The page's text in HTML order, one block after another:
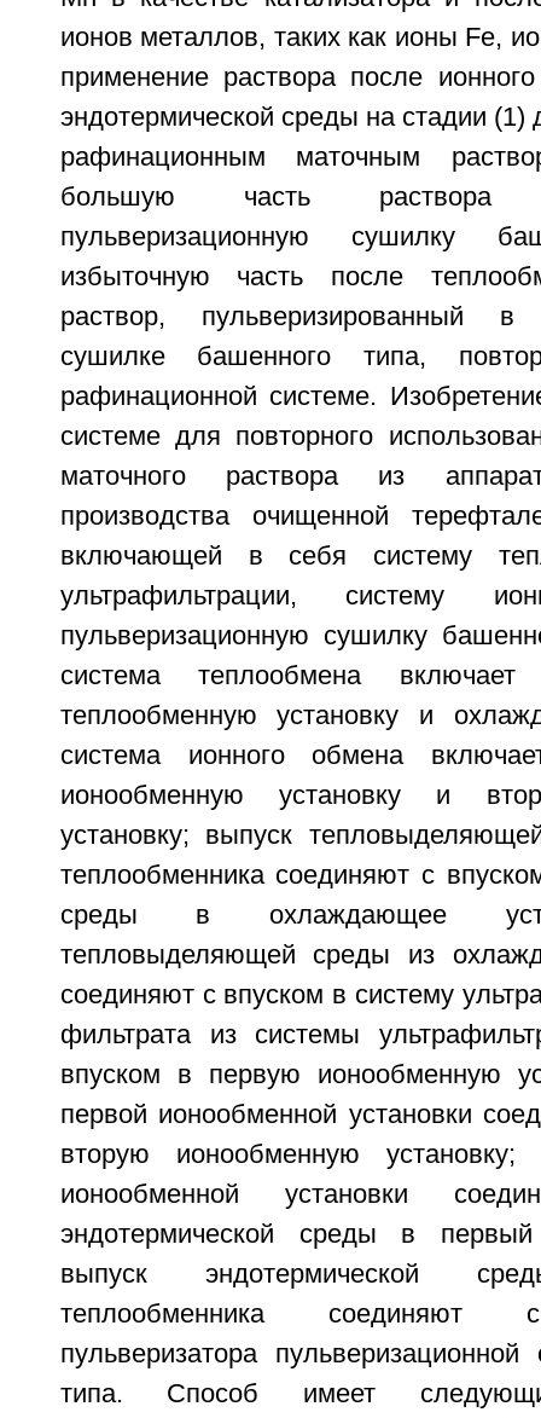
ионов металлов, таких как ионы Fe,
применение раствора после
эндотермической среды на стадии
рафинационным маточным
большую часть раствора
пульверизационную сушилку
избыточную часть после
раствор, пульверизированный в
сушилке башенного типа,
рафинационной системе.
системе для повторного
маточного раствора из
производства очищенной
включающей в себя систему
ультрафильтрации, систему
пульверизационную сушилку
система теплообмена
теплообменную установку и
система ионного обмена
ионообменную установку и
установку; выпуск
теплообменника соединяют с
среды в охлаждающее
тепловыделяющей среды из
соединяют с впуском в систему
фильтрата из системы
впуском в первую ионообменную
первой ионообменной установки
вторую ионообменную
ионообменной установки
эндотермической среды в
выпуск эндотермической
теплообменника соединяют
пульверизатора
типа. Способ имеет